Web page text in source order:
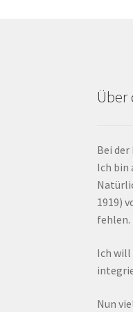
Über
Bei
Ich bin
1919)
Ich will
Nun